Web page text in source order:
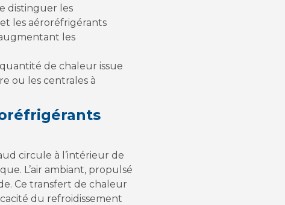
distinguer les
les aéroréfrigérants
les
de chaleur issue
ou les centrales à
circule à l’intérieur de
L’air ambiant, propulsé
Ce transfert de chaleur
du refroidissement